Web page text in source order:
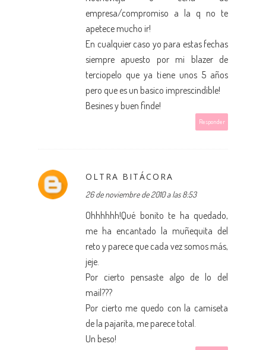
empresa/compromiso a la q no te
apetece mucho ir!
En cualquier caso yo para estas fechas
siempre apuesto por mi blazer de
terciopelo que ya tiene unos 5 años
pero que es un basico imprescindible!
Besines y buen finde!
Responder
OLTRA BITÁCORA
26 de noviembre de 2010 a las 8:53
Ohhhhhh!Qué bonito te ha quedado,
me ha encantado la muñequita del
reto y parece que cada vez somos más,
jeje.
Por cierto pensaste algo de lo del
mail???
Por cierto me quedo con la camiseta
de la pajarita, me parece total.
Un beso!